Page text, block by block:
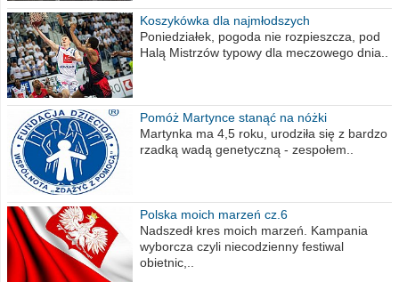
Koszykówka dla najmłodszych
Poniedziałek, pogoda nie rozpieszcza, pod
Halą Mistrzów typowy dla meczowego dnia..
Pomóż Martynce stanąć na nóżki
Martynka ma 4,5 roku, urodziła się z bardzo
rzadką wadą genetyczną - zespołem..
Polska moich marzeń cz.6
Nadszedł kres moich marzeń. Kampania
wyborcza czyli niecodzienny festiwal
obietnic,..